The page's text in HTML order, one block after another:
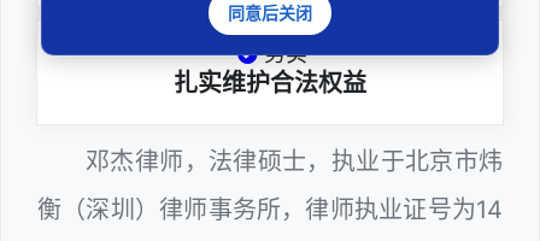
务实
扎实维护合法权益
邓杰律师，法律硕士，执业于北京市炜
衡（深圳）律师事务所，律师执业证号为14
同意后关闭